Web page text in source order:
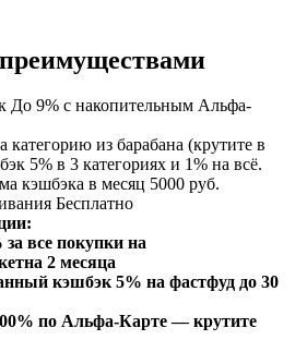
До 9% с накопительным Альфа-
из барабана (крутите в
5% в 3 категориях и 1% на всё.
кэшбэка в месяц 5000 руб.
Бесплатно
все покупки на
на 2 месяца
кэшбэк 5% на фастфуд до 30
по Альфа-Карте — крутите